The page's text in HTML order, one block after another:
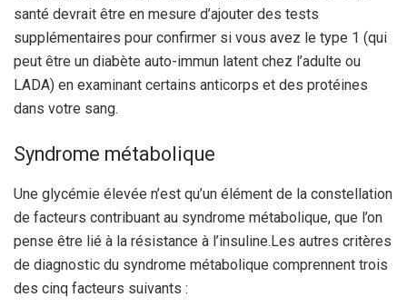
santé devrait être en mesure d’ajouter des tests
supplémentaires pour confirmer si vous avez le type 1 (qui
peut être un diabète auto-immun latent chez l’adulte ou
LADA) en examinant certains anticorps et des protéines
dans votre sang.
Syndrome métabolique
Une glycémie élevée n’est qu’un élément de la constellation
de facteurs contribuant au syndrome métabolique, que l’on
pense être lié à la résistance à l’insuline.Les autres critères
de diagnostic du syndrome métabolique comprennent trois
des cinq facteurs suivants :